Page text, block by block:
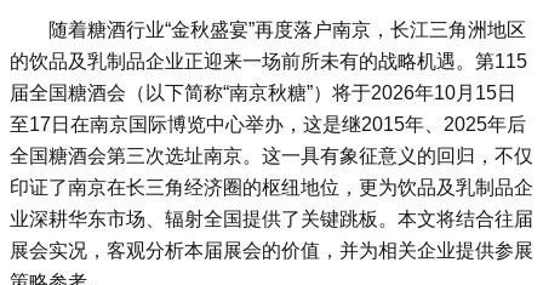
随着糖酒行业“金秋盛宴”再度落户南京，长江三角洲地区
的饮品及乳制品企业正迎来一场前所未有的战略机遇。第115
届全国糖酒会 （以下简称“南京秋糖”）将于2026年10月15日
至17日在南京国际博览中心举办，这是继2015年、2025年后
全国糖酒会第三次选址南京。这一具有象征意义的回归，不仅
印证了南京在长三角经济圈的枢纽地位，更为饮品及乳制品企
业深耕华东市场、辐射全国提供了关键跳板。本文将结合往届
展会实况，客观分析本届展会的价值，并为相关企业提供参展